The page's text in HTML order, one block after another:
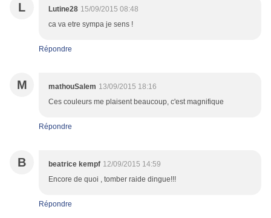
L Lutine28 15/09/2015 08:48
ca va etre sympa je sens !
Répondre
M mathouSalem 13/09/2015 18:16
Ces couleurs me plaisent beaucoup, c'est magnifique
Répondre
B beatrice kempf 12/09/2015 14:59
Encore de quoi , tomber raide dingue!!!
Répondre